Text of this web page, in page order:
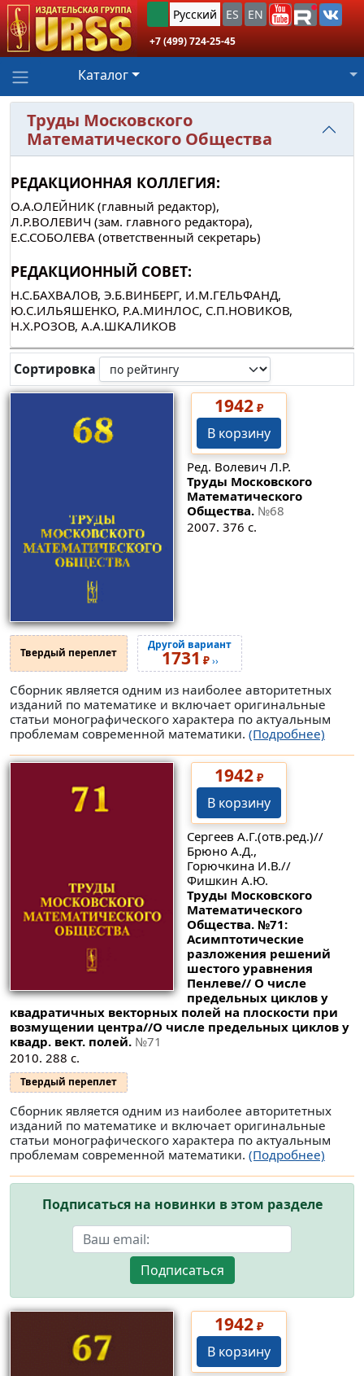
Русский ES EN
+7 (499) 724-25-45
Каталог
Труды Московского
Математического Общества
РЕДАКЦИОННАЯ КОЛЛЕГИЯ:
О.А.ОЛЕЙНИК (главный редактор),
Л.Р.ВОЛЕВИЧ (зам. главного редактора),
Е.С.СОБОЛЕВА (ответственный секретарь)
РЕДАКЦИОННЫЙ СОВЕТ:
Н.С.БАХВАЛОВ, Э.Б.ВИНБЕРГ, И.М.ГЕЛЬФАНД,
Ю.C.ИЛЬЯШЕНКО, Р.А.МИНЛОС, С.П.НОВИКОВ,
Н.Х.РОЗОВ, А.А.ШКАЛИКОВ
Сортировка
1942₽
В корзину
Ред. Волевич Л.Р.
Труды Московского
Математического
Общества. №68
2007. 376 с.
Твердый переплет
Другой вариант
1731 ₽››
Сборник является одним из наиболее авторитетных
изданий по математике и включает оригинальные
статьи монографического характера по актуальным
проблемам современной математики. (Подробнее)
1942₽
В корзину
Сергеев А.Г.(отв.ред.)//
Брюно А.Д.,
Горючкина И.В.//
Фишкин А.Ю.
Труды Московского
Математического
Общества. №71:
Асимптотические
разложения решений
шестого уравнения
Пенлеве// О числе
предельных циклов у
квадратичных векторных полей на плоскости при
возмущении центра//О числе предельных циклов у
квадр. вект. полей. №71
2010. 288 с.
Твердый переплет
Сборник является одним из наиболее авторитетных
изданий по математике и включает оригинальные
статьи монографического характера по актуальным
проблемам современной математики. (Подробнее)
Подписаться на новинки в этом разделе
Подписаться
1942₽
В корзину